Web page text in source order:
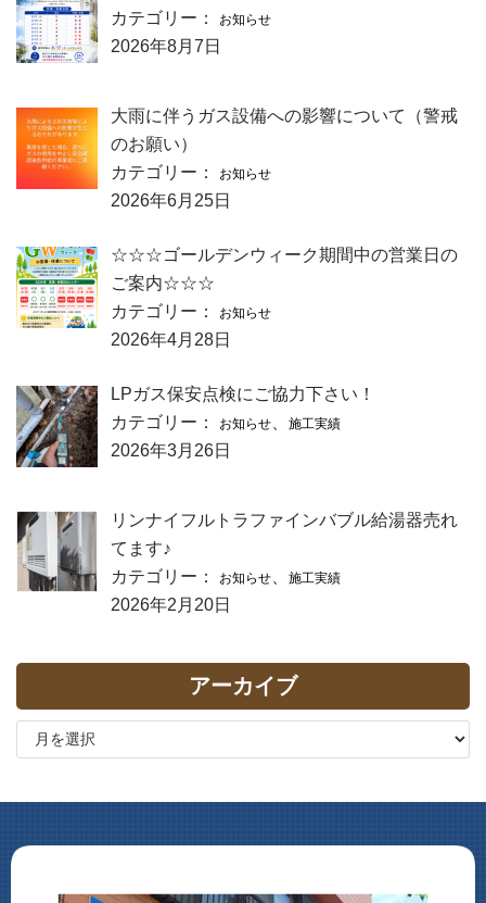
カテゴリー：
お知らせ
2026年8月7日
大雨に伴うガス設備への影響について（警戒
のお願い）
カテゴリー：
お知らせ
2026年6月25日
☆☆☆ゴールデンウィーク期間中の営業日の
ご案内☆☆☆
カテゴリー：
お知らせ
2026年4月28日
LPガス保安点検にご協力下さい！
カテゴリー：
お知らせ 施工実績
2026年3月26日
リンナイフルトラファインバブル給湯器売れ
てます♪
カテゴリー：
お知らせ 施工実績
2026年2月20日
アーカイブ